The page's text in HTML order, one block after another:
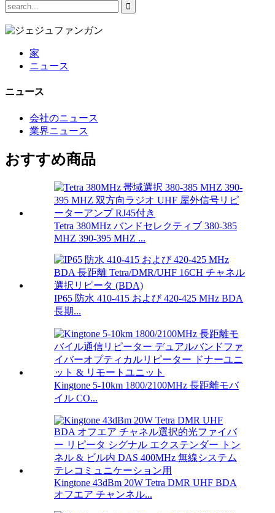
家
ニュース
ニュース
会社のニュース
業界ニュース
おすすめ商品
Tetra 380MHz バンドセレクティブ 380-385
MHZ 390-395 MHZ ...
IP65 防水 410-415 および 420-425 MHz BDA
長期...
Kingtone 5-10km 1800/2100MHz 長距離モバ
イル CO...
Kingtone 43dBm 20W Tetra DMR UHF BDA
オフエア チャンネル...